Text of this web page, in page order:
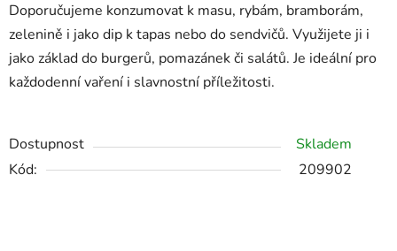
Doporučujeme konzumovat k masu, rybám, bramborám,
zelenině i jako dip k tapas nebo do sendvičů. Využijete ji i
jako základ do burgerů, pomazánek či salátů. Je ideální pro
každodenní vaření i slavnostní příležitosti.
Dostupnost
Skladem
Kód:
209902